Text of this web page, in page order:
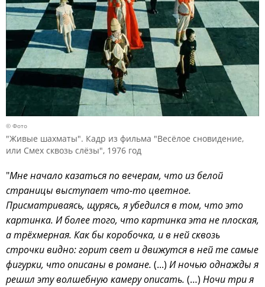
© Фото
"Живые шахматы". Кадр из фильма "Весёлое сновидение,
или Смех сквозь слёзы", 1976 год
"Мне начало казаться по вечерам, что из белой
страницы выступает что-то цветное.
Присматриваясь, щурясь, я убедился в том, что это
картинка. И более того, что картинка эта не плоская,
а трёхмерная. Как бы коробочка, и в ней сквозь
строчки видно: горит свет и движутся в ней те самые
фигурки, что описаны в романе. (...) И ночью однажды я
решил эту волшебную камеру описать. (…) Ночи три я